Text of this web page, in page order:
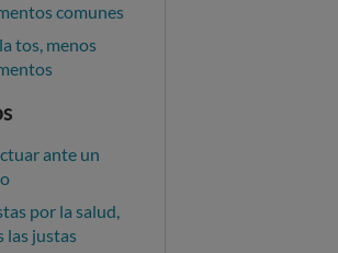
comunes
tos, menos
ante un
por la salud,
las justas